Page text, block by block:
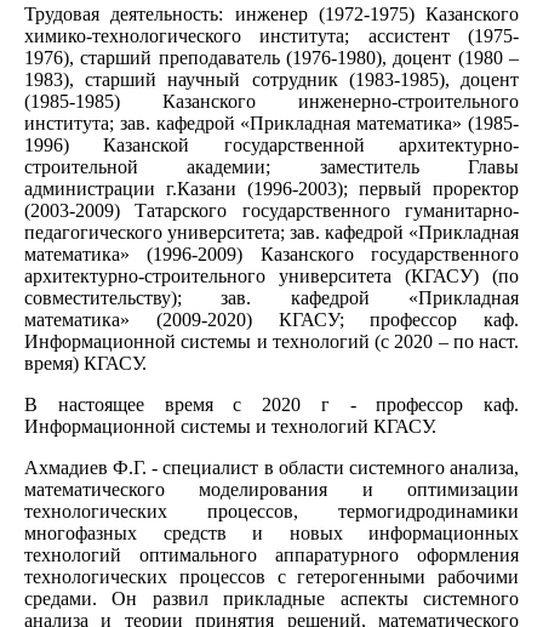
Трудовая деятельность: инженер (1972-1975) Казанского
химико-технологического института; ассистент (1975-
1976), старший преподаватель (1976-1980), доцент (1980 –
1983), старший научный сотрудник (1983-1985), доцент
(1985-1985) Казанского инженерно-строительного
института; зав. кафедрой «Прикладная математика» (1985-
1996) Казанской государственной архитектурно-
строительной академии; заместитель Главы
администрации г.Казани (1996-2003); первый проректор
(2003-2009) Татарского государственного гуманитарно-
педагогического университета; зав. кафедрой «Прикладная
математика» (1996-2009) Казанского государственного
архитектурно-строительного университета (КГАСУ) (по
совместительству); зав. кафедрой «Прикладная
математика» (2009-2020) КГАСУ; профессор каф.
Информационной системы и технологий (с 2020 – по наст.
время) КГАСУ.
В настоящее время с 2020 г - профессор каф.
Информационной системы и технологий КГАСУ.
Ахмадиев Ф.Г. - специалист в области системного анализа,
математического моделирования и оптимизации
технологических процессов, термогидродинамики
многофазных средств и новых информационных
технологий оптимального аппаратурного оформления
технологических процессов с гетерогенными рабочими
средами. Он развил прикладные аспекты системного
анализа и теории принятия решений, математического